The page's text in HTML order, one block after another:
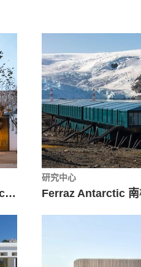
L’Artesà 剧院改造 / Forgas Arquitectes + AMM Arquitectes
研究中心